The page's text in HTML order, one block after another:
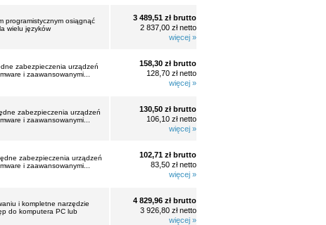
programistycznym osiągnąć
wielu języków
3 489,51 zł brutto
2 837,00 zł netto
więcej »
zabezpieczenia urządzeń
i zaawansowanymi...
158,30 zł brutto
128,70 zł netto
więcej »
zabezpieczenia urządzeń
i zaawansowanymi...
130,50 zł brutto
106,10 zł netto
więcej »
zabezpieczenia urządzeń
i zaawansowanymi...
102,71 zł brutto
83,50 zł netto
więcej »
i kompletne narzędzie
do komputera PC lub
4 829,96 zł brutto
3 926,80 zł netto
więcej »